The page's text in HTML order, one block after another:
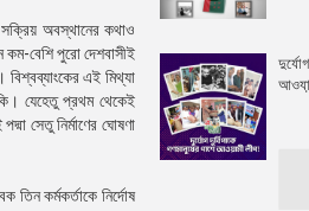
অবস্থানের কথাও
কম-বেশি পুরো দেশবাসীই
এই মিথ্যা
যেহেতু প্রথম থেকেই
সেতু নির্মাণের ঘোষণা
তিন কর্মকর্তাকে নির্দোষ